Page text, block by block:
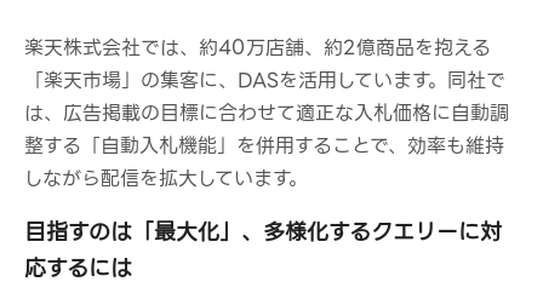
楽天株式会社では、約40万店舗、約2億商品を抱える
「楽天市場」の集客に、DASを活用しています。同社で
は、広告掲載の目標に合わせて適正な入札価格に自動調
整する「自動入札機能」を併用することで、効率も維持
しながら配信を拡大しています。
目指すのは「最大化」、多様化するクエリーに対
応するには